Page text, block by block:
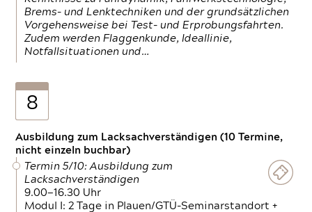
Brems- und Lenktechniken und der grundsätzlichen
Vorgehensweise bei Test- und Erprobungsfahrten.
Zudem werden Flaggenkunde, Ideallinie,
Notfallsituationen und…
8
Ausbildung zum Lacksachverständigen (10 Termine,
nicht einzeln buchbar)
Termin 5/10: Ausbildung zum
Lacksachverständigen
9.00—16.30 Uhr
Modul I: 2 Tage in Plauen/GTÜ-Seminarstandort +